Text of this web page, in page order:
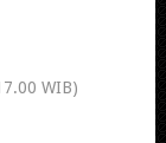
WIB)